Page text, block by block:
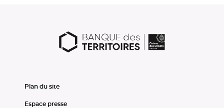
Plan du site
Espace presse